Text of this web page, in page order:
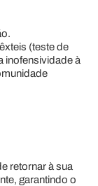
(teste de
inofensividade à
retornar à sua
garantindo o